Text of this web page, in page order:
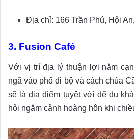
Địa chỉ: 166 Trần Phú, Hội
3. Fusion Café
Với vị trí địa lý thuận lợi nằm
ngã vào phố đi bộ và cách chùa
sẽ là địa điểm tuyệt vời để du
hội ngắm cảnh hoàng hôn khi